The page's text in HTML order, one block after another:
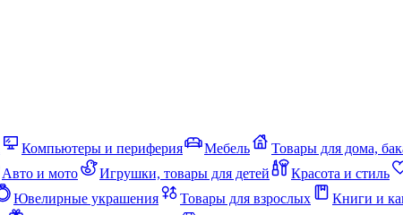
Компьютеры и периферия Мебель Товары для дома,
Авто и мото Игрушки, товары для детей Красота и стиль
Ювелирные украшения Товары для взрослых Книги и